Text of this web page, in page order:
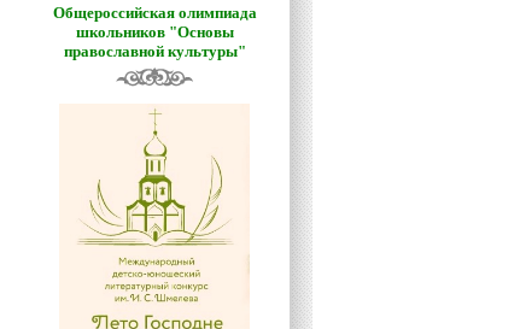
Общероссийская олимпиада
школьников "Основы
православной культуры"